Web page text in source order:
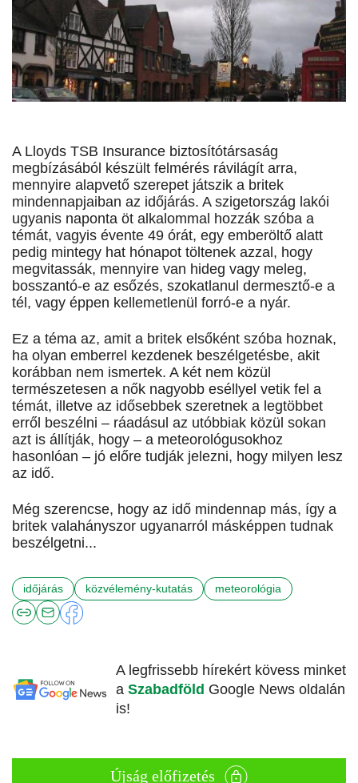
A Lloyds TSB Insurance biztosítótársaság
megbízásából készült felmérés rávilágít arra,
mennyire alapvető szerepet játszik a britek
mindennapjaiban az időjárás. A szigetország lakói
ugyanis naponta öt alkalommal hozzák szóba a
témát, vagyis évente 49 órát, egy emberöltő alatt
pedig mintegy hat hónapot töltenek azzal, hogy
megvitassák, mennyire van hideg vagy meleg,
bosszantó-e az esőzés, szokatlanul dermesztő-e a
tél, vagy éppen kellemetlenül forró-e a nyár.
Ez a téma az, amit a britek elsőként szóba hoznak,
ha olyan emberrel kezdenek beszélgetésbe, akit
korábban nem ismertek. A két nem közül
természetesen a nők nagyobb eséllyel vetik fel a
témát, illetve az idősebbek szeretnek a legtöbbet
erről beszélni – ráadásul az utóbbiak közül sokan
azt is állítják, hogy – a meteorológusokhoz
hasonlóan – jó előre tudják jelezni, hogy milyen lesz
az idő.
Még szerencse, hogy az idő mindennap más, így a
britek valahányszor ugyanarról másképpen tudnak
beszélgetni...
időjárás közvélemény-kutatás meteorológia
A legfrissebb hírekért kövess minket
a Szabadföld Google News oldalán
is!
Újság előfizetés